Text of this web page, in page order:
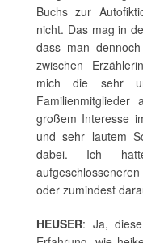
Buchs zur
nicht. Das mag in
dass man
zwischen
mich die sehr
großem Interesse
und sehr lautem
dabei. Ich
oder zumindest
HEUSER: Ja,